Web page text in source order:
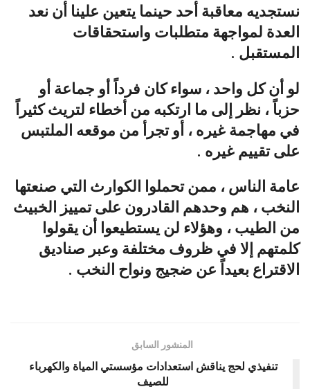
نستجديه معاقبة أحد حينما يتعين علينا أن نعد
العدة لمواجهة متطلبات واستحقاقات
المستقبل .
لو أن كل واحد ، سواء كان فرداً أو جماعة أو
حزباً ، نظر إلى ما ارتكبه من أخطاء لتريث كثيراً
في مهاجمة غيره ، أو تجرأ من موقعه الملتبس
على تقييم غيره .
عامة الناس ، ممن تحملوا الكوارث التي صنعتها
النخب ، هم وحدهم القادرون على تمييز الخبيث
من الطيب ، وهؤلاء لن يستطيعوا أن يقولوا
كلمتهم إلا في ظروف مختلفة وعبر صناديق
الاقتراع بعيداً عن ضجيج ونواح النخب .
المنشور السابق
تنفيذي لحج يناقش استعدادات مؤسستي المياة والكهرباء
للصيف